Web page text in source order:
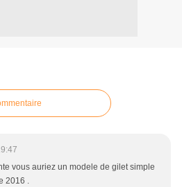
vous auriez un modele de gilet simple
2016 .